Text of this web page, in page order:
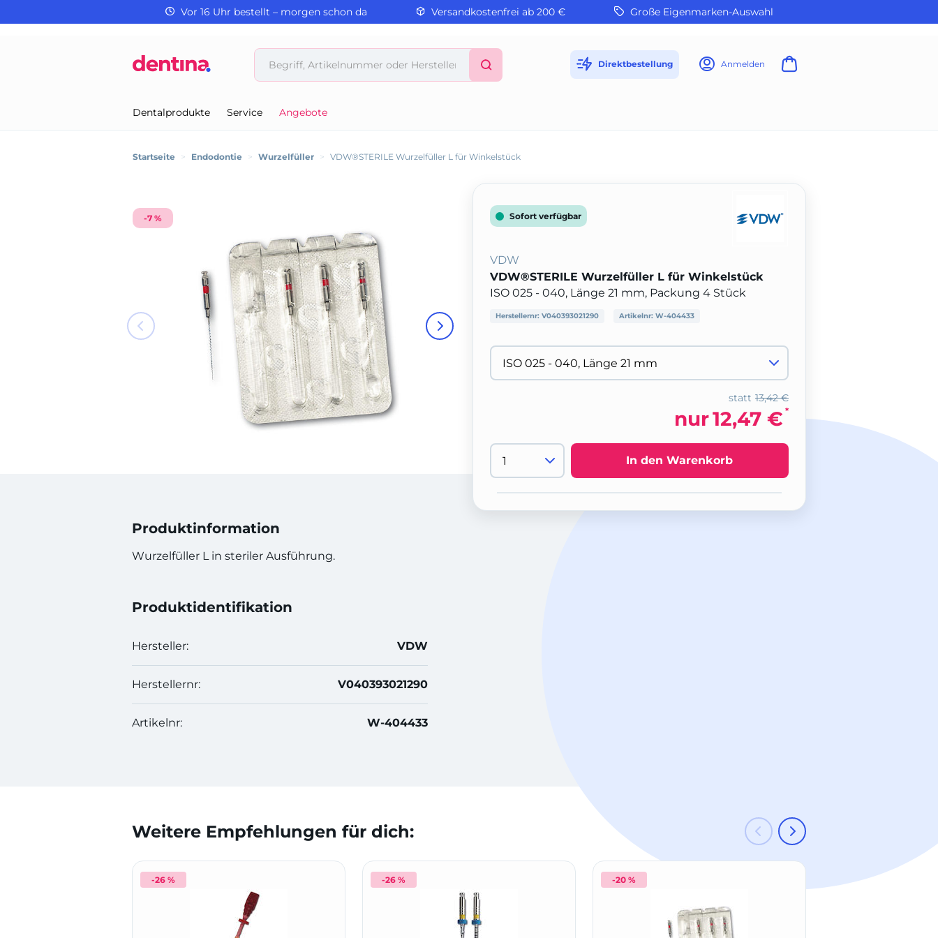
Vor 16 Uhr bestellt – morgen schon da Versandkostenfrei ab 200 € Große Eigenmarken-Auswahl
Direktbestellung Anmelden
Dentalprodukte Service Angebote
Startseite > Endodontie > Wurzelfüller > VDW®STERILE Wurzelfüller L für Winkelstück
-7 %
Produktinformation
Wurzelfüller L in steriler Ausführung.
Produktidentifikation
Hersteller: VDW
Herstellernr: V040393021290
Artikelnr: W-404433
Sofort verfügbar
VDW
VDW®STERILE Wurzelfüller L für Winkelstück
ISO 025 - 040, Länge 21 mm, Packung 4 Stück
Herstellernr: V040393021290 Artikelnr: W-404433
13,42 €
statt
nur12,47 € *
In den Warenkorb
Weitere Empfehlungen für dich:
-26 % -26 % -20 % -15 %